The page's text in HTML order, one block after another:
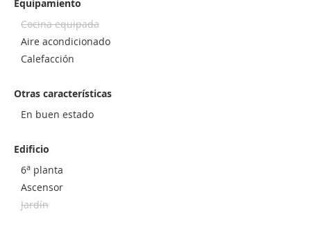
Equipamiento
Cocina equipada
Aire acondicionado
Calefacción
Otras características
En buen estado
Edificio
6a planta
Ascensor
Jardín